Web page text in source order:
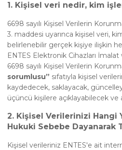
1. Kişisel veri nedir, kim
6698 sayılı Kişisel Verilerin
3. maddesi uyarınca kişisel veri,
belirlenebilir gerçek kişiye ilişkin
ENTES Elektronik Cihazları İmalat
6698 sayılı Kişisel Verilerin
sorumlusu” sıfatıyla kişisel
kaydedecek, saklayacak,
üçüncü kişilere açıklayabilecek ve
2. Kişisel Verilerinizi Hangi
Hukuki Sebebe Dayanarak
Kişisel verileriniz ENTES'e ait